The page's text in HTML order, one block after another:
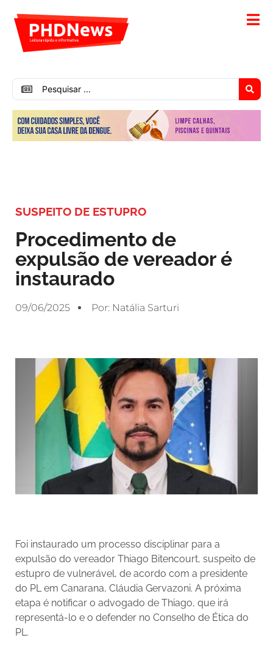
SUSPEITO DE ESTUPRO
Procedimento de
expulsão de vereador é
instaurado
09/06/2025 Por: Natália Sarturi
Foi instaurado um processo disciplinar para a
expulsão do vereador Thiago Bitencourt, suspeito de
estupro de vulnerável, de acordo com a presidente
do PL em Canarana, Cláudia Gervazoni. A próxima
etapa é notificar o advogado de Thiago, que irá
representá-lo e o defender no Conselho de Ética do
PL.